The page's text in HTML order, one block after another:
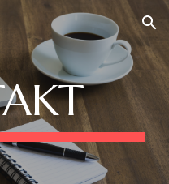
Skip to navigation